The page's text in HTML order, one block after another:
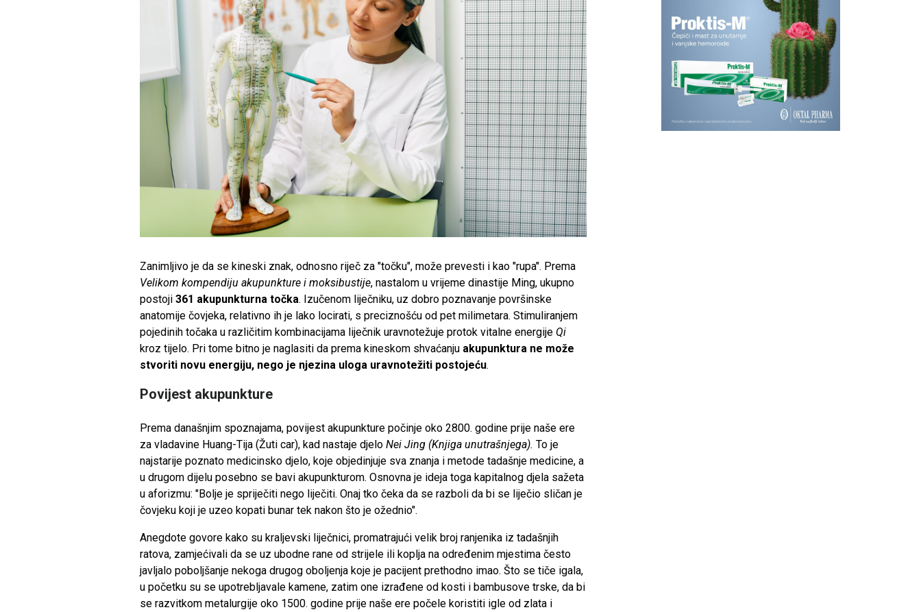
Zanimljivo je da se kineski znak, odnosno riječ za "točku", može prevesti i kao "rupa". Prema
Velikom kompendiju akupunkture i moksibustije, nastalom u vrijeme dinastije Ming, ukupno
postoji361 akupunkturna točka. Izučenom liječniku, uz dobro poznavanje površinske
anatomije čovjeka, relativno ih je lako locirati, s preciznošću od pet milimetara. Stimuliranjem
pojedinih točaka u različitim kombinacijama liječnik uravnotežuje protok vitalne energije Qi
kroz tijelo. Pri tome bitno je naglasiti da prema kineskom shvaćanju akupunktura ne može
stvoriti novu energiju, nego je njezina uloga uravnotežiti postojeću.
Povijest akupunkture
Prema današnjim spoznajama, povijest akupunkture počinje oko 2800. godine prije naše ere
za vladavine Huang-Tija (Žuti car), kad nastaje djeloNei Jing (Knjiga unutrašnjega). To je
najstarije poznato medicinsko djelo, koje objedinjuje sva znanja i metode tadašnje medicine, a
u drugom dijelu posebno se bavi akupunkturom. Osnovna je ideja toga kapitalnog djela sažeta
u aforizmu: "Bolje je spriječiti nego liječiti. Onaj tko čeka da se razboli da bi se liječio sličan je
čovjeku koji je uzeo kopati bunar tek nakon što je ožednio".
Anegdote govore kako su kraljevski liječnici, promatrajući velik broj ranjenika iz tadašnjih
ratova, zamjećivali da se uz ubodne rane od strijele ili koplja na određenim mjestima često
javljalo poboljšanje nekoga drugog oboljenja koje je pacijent prethodno imao. Što se tiče igala,
u početku su se upotrebljavale kamene, zatim one izrađene od kosti i bambusove trske, da bi
se razvitkom metalurgije oko 1500. godine prije naše ere počele koristiti igle od zlata i